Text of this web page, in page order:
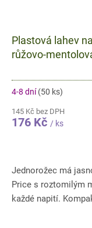
Plastová lahev
růžovo-
4-8 dní(50 ks)
145 Kč bez DPH
176 Kč / ks
Jednorožec má
Price s roztomilým
každé napití.